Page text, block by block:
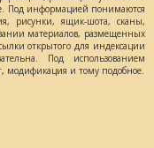
Под информацией понимаются
рисунки, ящик-шота, сканы,
материалов, размещенных
открытого для индексации
Под использованием
модификация и тому подобное.